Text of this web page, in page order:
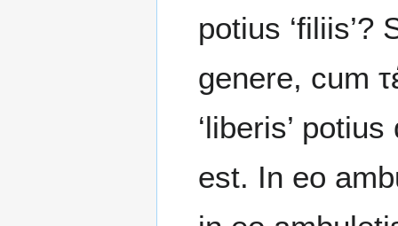
potius ‘filiis’?
genere, cum
‘liberis’
est. In eo